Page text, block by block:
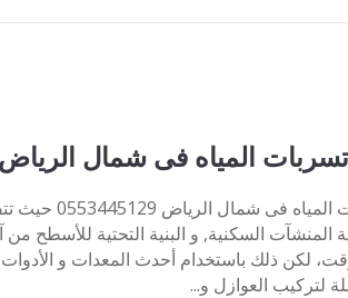
المياه فى شمال الرياض
شركة كشف
السكنية, و البنية التحتية للأسطح من
لكن ذلك باستخدام أحدث المعدات و
لتركيب العوازل و...